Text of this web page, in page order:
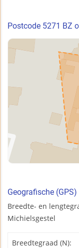
Postcode 5271 BZ
Geografische
Breedte- en
Michielsgestel
Breedtegraad (N):